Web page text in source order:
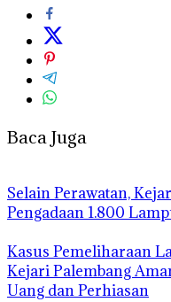
Baca Juga
Selain Perawatan,
Pengadaan 1.800
Kasus Pemeliharaan
Kejari Palembang
Uang dan Perhiasan